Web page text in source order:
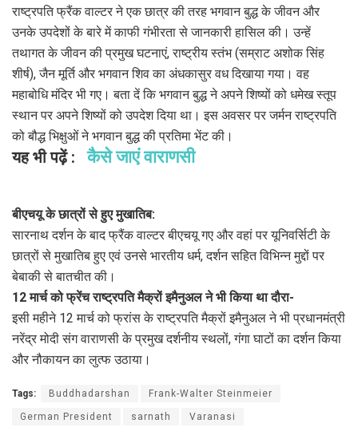
राष्ट्रपति फ्रैंक वाल्टर ने एक छात्र की तरह भगवान बुद्ध के जीवन और
उनके उपदेशों के बारे में काफी गंभीरता से जानकारी हासिल की। उन्हें
तथागत के जीवन की प्रमुख घटनाएं, राष्ट्रीय स्तंभ (सम्राट अशोक सिंह
शीर्ष), जैन मूर्ति और भगवान शिव का अंधकासुर वध दिखाया गया। वह
महाबोधि मंदिर भी गए। बता दें कि भगवान बुद्ध ने अपने शिष्यों को धमेख स्तूप
स्थान पर अपने शिष्यों को उपदेश दिया था। इस अवसर पर जर्मन राष्ट्रपति
को बौद्ध भिक्षुओं ने भगवान बुद्ध की प्रतिमा भेंट की।
यह भी पढ़ें :कैसे जाएं वाराणसी
बीएचयू के छात्रों से हुए मुखातिब:
सारनाथ दर्शन के बाद फ्रैंक वाल्टर बीएचयू गए और वहां पर यूनिवर्सिटी के
छात्रों से मुखातिब हुए एवं उनसे भारतीय धर्म, दर्शन सहित विभिन्न मुद्दों पर
बेबाकी से बातचीत की।
12 मार्च को फ्रेंच राष्ट्रपति मैक्रों इमैनुअल ने भी किया था दौरा-
इसी महीने 12 मार्च को फ्रांस के राष्ट्रपति मैक्रों इमैनुअल ने भी प्रधानमंत्री
नरेंद्र मोदी संग वाराणसी के प्रमुख दर्शनीय स्थलों, गंगा घाटों का दर्शन किया
और नौकायन का लुत्फ उठाया।
Tags: Buddhadarshan Frank-Walter Steinmeier
German President sarnath Varanasi